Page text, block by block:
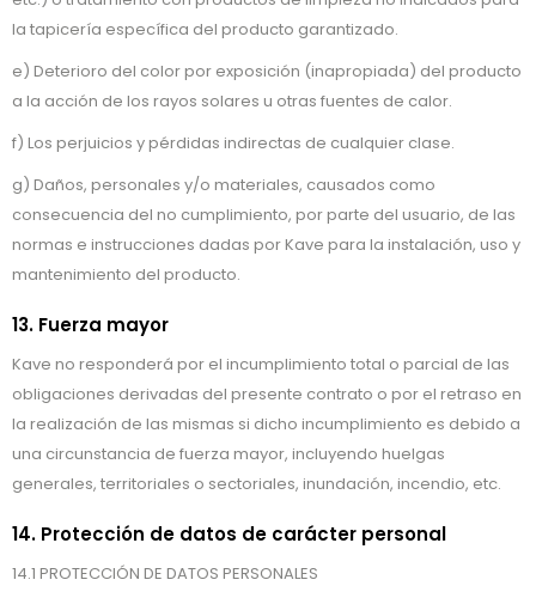
la tapicería específica del producto garantizado.
e) Deterioro del color por exposición (inapropiada) del producto
a la acción de los rayos solares u otras fuentes de calor.
f) Los perjuicios y pérdidas indirectas de cualquier clase.
g) Daños, personales y/o materiales, causados como
consecuencia del no cumplimiento, por parte del usuario, de las
normas e instrucciones dadas por Kave para la instalación, uso y
mantenimiento del producto.
13. Fuerza mayor
Kave no responderá por el incumplimiento total o parcial de las
obligaciones derivadas del presente contrato o por el retraso en
la realización de las mismas si dicho incumplimiento es debido a
una circunstancia de fuerza mayor, incluyendo huelgas
generales, territoriales o sectoriales, inundación, incendio, etc.
14. Protección de datos de carácter personal
14.1 PROTECCIÓN DE DATOS PERSONALES